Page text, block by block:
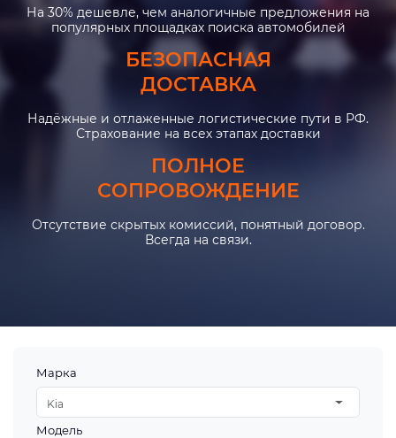
На 30% дешевле, чем аналогичные предложения на
популярных площадках поиска автомобилей
БЕЗОПАСНАЯ
ДОСТАВКА
Надёжные и отлаженные логистические пути в РФ.
Страхование на всех этапах доставки
ПОЛНОЕ
СОПРОВОЖДЕНИЕ
Отсутствие скрытых комиссий, понятный договор.
Всегда на связи.
Марка
Kia
Модель